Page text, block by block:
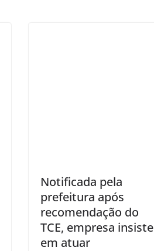
Notificada pela
prefeitura após
recomendação do
TCE, empresa insiste
em atuar